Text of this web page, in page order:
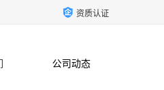
资质认证
公司动态